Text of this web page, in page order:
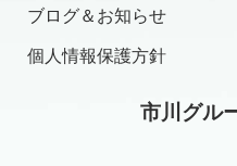
ブログ＆お知らせ
個人情報保護方針
市川グル